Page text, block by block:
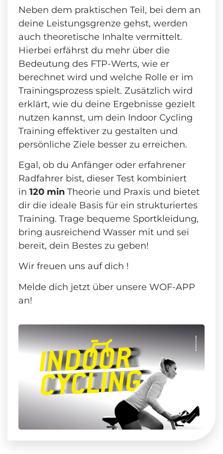
Neben dem praktischen Teil, bei dem an
deine Leistungsgrenze gehst, werden
auch theoretische Inhalte vermittelt.
Hierbei erfährst du mehr über die
Bedeutung des FTP-Werts, wie er
berechnet wird und welche Rolle er im
Trainingsprozess spielt. Zusätzlich wird
erklärt, wie du deine Ergebnisse gezielt
nutzen kannst, um dein Indoor Cycling
Training effektiver zu gestalten und
persönliche Ziele besser zu erreichen.
Egal, ob du Anfänger oder erfahrener
Radfahrer bist, dieser Test kombiniert
in 120 min Theorie und Praxis und bietet
dir die ideale Basis für ein strukturiertes
Training. Trage bequeme Sportkleidung,
bring ausreichend Wasser mit und sei
bereit, dein Bestes zu geben!
Wir freuen uns auf dich !
Melde dich jetzt über unsere WOF-APP
an!